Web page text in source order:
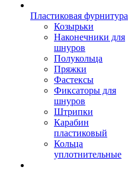
Пластиковая фурнитура
Козырьки
Наконечники для
шнуров
Полукольца
Пряжки
Фастексы
Фиксаторы для
шнуров
Штрипки
Карабин
пластиковый
Кольца
уплотнительные